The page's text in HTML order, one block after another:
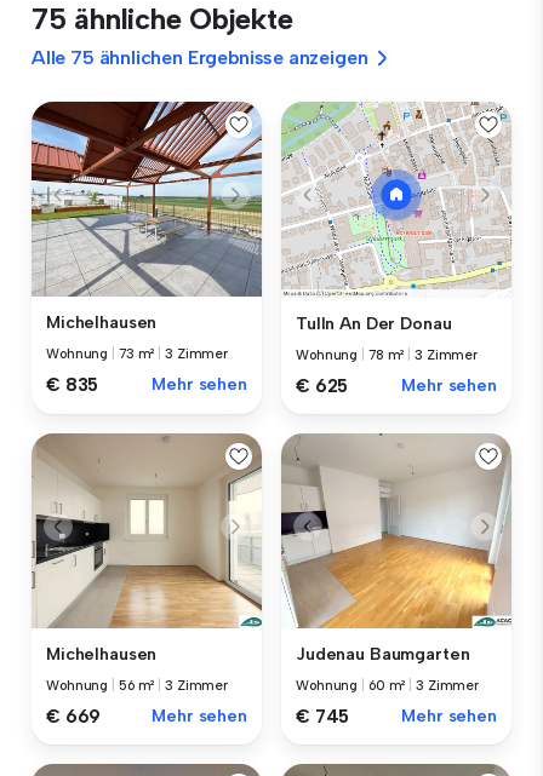
75 ähnliche Objekte
Alle 75 ähnlichen Ergebnisse anzeigen
Michelhausen
Wohnung 73 m² |3 Zimmer
€ 835 Mehr sehen
Tulln An Der Donau
Wohnung 78 m² |3 Zimmer
€ 625 Mehr sehen
Michelhausen
Wohnung 56 m² |3 Zimmer
€ 669 Mehr sehen
Judenau Baumgarten
Wohnung 60 m² |3 Zimmer
€ 745 Mehr sehen